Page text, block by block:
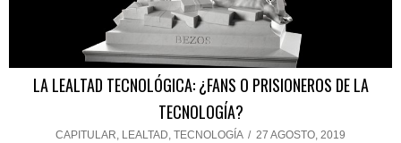
LA LEALTAD TECNOLÓGICA: ¿FANS O PRISIONEROS DE LA
TECNOLOGÍA?
CAPITULAR, LEALTAD, TECNOLOGÍA / 27 AGOSTO, 2019